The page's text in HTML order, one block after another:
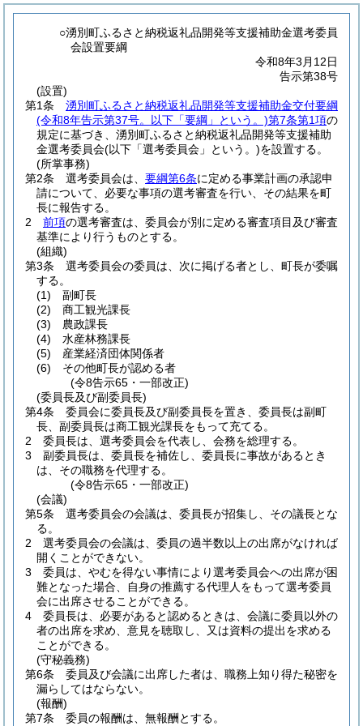
○湧別町ふるさと納税返礼品開発等支援補助金選考委員
会設置要綱
令和8年3月12日
告示第38号
(設置)
第1条
湧別町ふるさと納税返礼品開発等支援補助金交付要綱
(令和8年告示第37号。以下「要綱」という。)第7条第1項の
規定に基づき、湧別町ふるさと納税返礼品開発等支援補助
金選考委員会(以下「選考委員会」という。)を設置する。
(所掌事務)
第2条
選考委員会は、 要綱第6条に定める事業計画の承認申
請について、必要な事項の選考審査を行い、その結果を町
長に報告する。
2
前項の選考審査は、委員会が別に定める審査項目及び審査
基準により行うものとする。
(組織)
第3条
選考委員会の委員は、次に掲げる者とし、町長が委嘱
する。
(1)
副町長
(2)
商工観光課長
(3)
農政課長
(4)
水産林務課長
(5)
産業経済団体関係者
(6)
その他町長が認める者
(令8告示65・一部改正)
(委員長及び副委員長)
第4条
委員会に委員長及び副委員長を置き、委員長は副町
長、副委員長は商工観光課長をもって充てる。
2
委員長は、選考委員会を代表し、会務を総理する。
3
副委員長は、委員長を補佐し、委員長に事故があるとき
は、その職務を代理する。
(令8告示65・一部改正)
(会議)
第5条
選考委員会の会議は、委員長が招集し、その議長とな
る。
2
選考委員会の会議は、委員の過半数以上の出席がなければ
開くことができない。
3
委員は、やむを得ない事情により選考委員会への出席が困
難となった場合、自身の推薦する代理人をもって選考委員
会に出席させることができる。
4
委員長は、必要があると認めるときは、会議に委員以外の
者の出席を求め、意見を聴取し、又は資料の提出を求める
ことができる。
(守秘義務)
第6条
委員及び会議に出席した者は、職務上知り得た秘密を
漏らしてはならない。
(報酬)
第7条
委員の報酬は、無報酬とする。